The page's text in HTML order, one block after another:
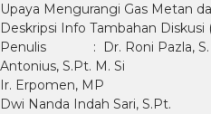
Upaya Mengurangi Gas Metan
Deskripsi Info Tambahan Diskusi
Penulis : Dr. Roni Pazla, S.
Antonius, S.Pt. M. Si
Ir. Erpomen, MP
Dwi Nanda Indah Sari, S.Pt.